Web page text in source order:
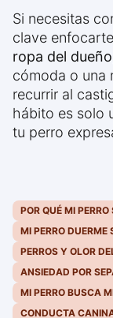
Si necesitas
clave
ropa del dueño
cómoda o una
recurrir al
hábito es solo
tu perro
POR QUÉ MI
MI PERRO DUERME
PERROS Y OLOR
ANSIEDAD POR
MI PERRO BUSCA
CONDUCTA